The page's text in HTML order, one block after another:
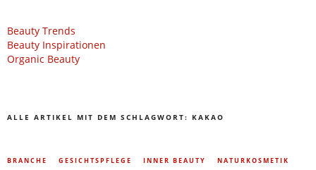
Beauty Trends
Beauty Inspirationen
Organic Beauty
ALLE ARTIKEL MIT DEM SCHLAGWORT: KAKAO
BRANCHE GESICHTSPFLEGE INNER BEAUTY NATURKOSMETIK